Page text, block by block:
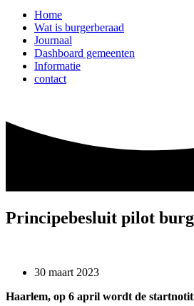
Home
Wat is burgerberaad
Journaal
Dashboard gemeenten
Informatie
contact
Principebesluit pilot
30 maart 2023
Haarlem, op 6 april wordt de